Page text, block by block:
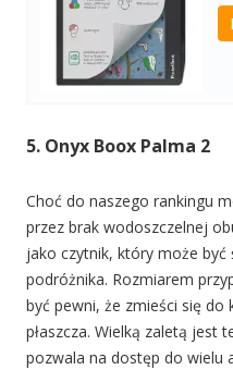
5. Onyx Boox Palma 2
Choć do naszego rankingu
przez brak wodoszczelnej
jako czytnik, który może
podróżnika. Rozmiarem
być pewni, że zmieści się do
płaszcza. Wielką zaletą jest
pozwala na dostęp do wielu